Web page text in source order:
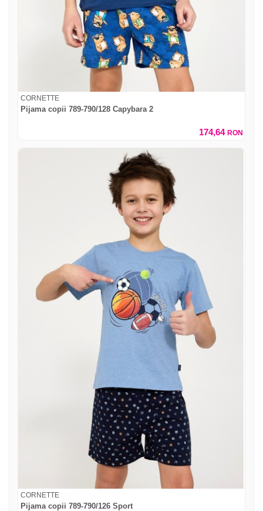
CORNETTE
Pijama copii 789-790/128 Capybara 2
174,64 RON
CORNETTE
Pijama copii 789-790/126 Sport